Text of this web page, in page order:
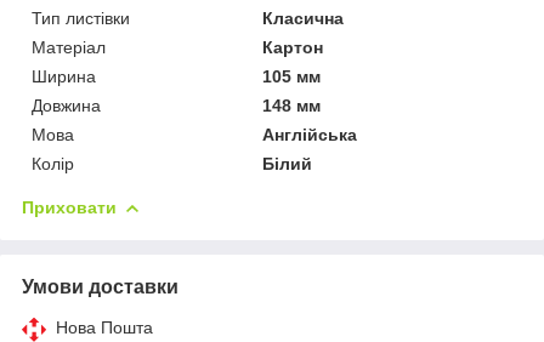
Тип листівки
Класична
Матеріал
Картон
Ширина
105 мм
Довжина
148 мм
Мова
Англійська
Колір
Білий
Приховати
Умови доставки
Нова Пошта